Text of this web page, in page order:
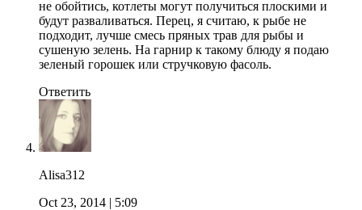
не обойтись, котлеты могут получиться плоскими и
будут разваливаться. Перец, я считаю, к рыбе не
подходит, лучше смесь пряных трав для рыбы и
сушеную зелень. На гарнир к такому блюду я подаю
зеленый горошек или стручковую фасоль.
Ответить
Alisa312
Oct 23, 2014 | 5:09